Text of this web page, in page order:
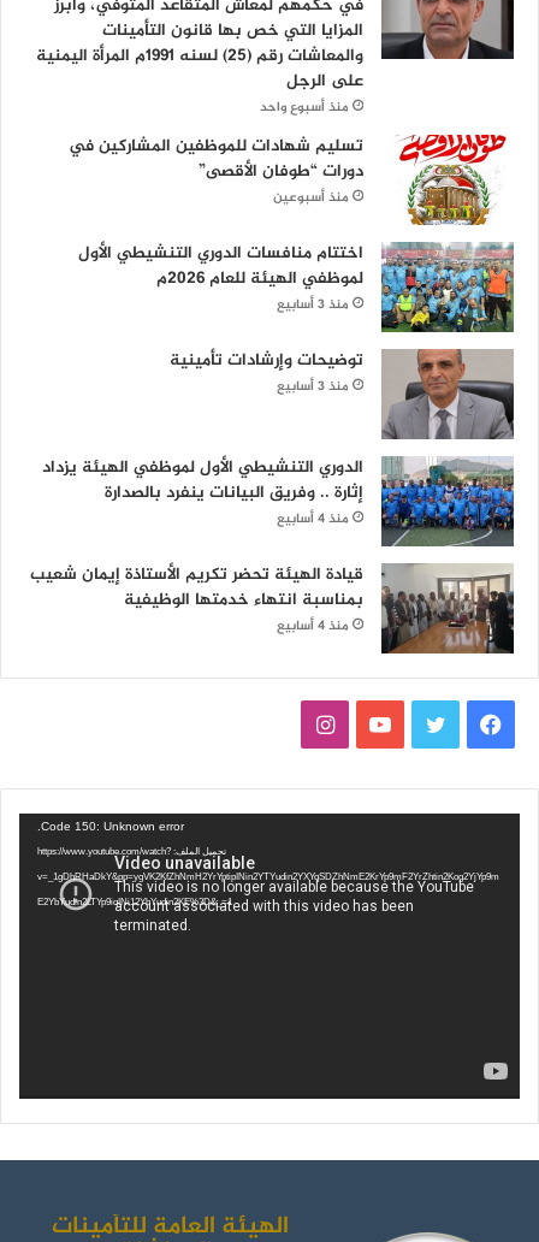
المزايا التي خص بها قانون التأمينات
والمعاشات رقم (25) لسنه 1991م المرأة اليمنية
على الرجل
منذ أسبوع واحد
تسليم شهادات للموظفين المشاركين في
دورات “طوفان الأقصى”
منذ أسبوعين
اختتام منافسات الدوري التنشيطي الأول
لموظفي الهيئة للعام 2026م
منذ 3 أسابيع
توضيحات وإرشادات تأمينية
منذ 3 أسابيع
الدوري التنشيطي الأول لموظفي الهيئة يزداد
إثارة .. وفريق البيانات ينفرد بالصدارة
منذ 4 أسابيع
قيادة الهيئة تحضر تكريم الأستاذة إيمان شعيب
بمناسبة انتهاء خدمتها الوظيفية
منذ 4 أسابيع
س
ب
ي
ت
ت
ي
و
س
ت
ق
Code 150: Unknown error.
تحميل الملف: https://www.youtube.com/watch?
v=_1gDhRHaDkY&pp=ygVK2KfZhNmH2YrYptipINin2YTYudin2YXYqSDZhNmE2KrYp9mF2YrZhtin2Kog2YjYp9m
E2YbYudin2LTYp9iqINi12YbYudin2KE%3D&_=1
الهيئة العامة للتأمينات